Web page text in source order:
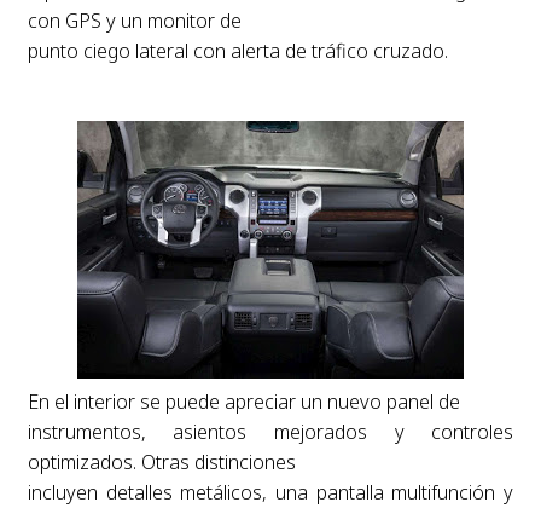
con GPS y un monitor de
punto ciego lateral con alerta de tráfico cruzado.
En el interior se puede apreciar un nuevo panel de
instrumentos, asientos mejorados y controles
optimizados. Otras distinciones
incluyen detalles metálicos, una pantalla multifunción y